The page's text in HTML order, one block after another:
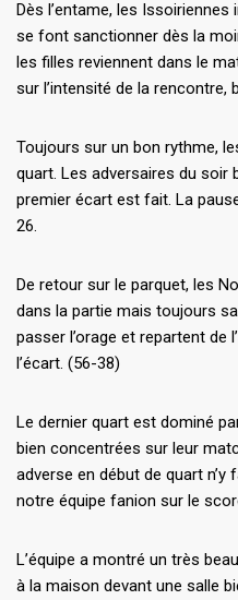
Dès l’entame, les
se font sanctionner dès la
les filles reviennent dans le
sur l’intensité de la rencontre,
Toujours sur un bon rythme,
quart. Les adversaires du soir
premier écart est fait. La
26.
De retour sur le parquet, les
dans la partie mais toujours
passer l’orage et repartent de
l’écart. (56-38)
Le dernier quart est dominé
bien concentrées sur leur
adverse en début de quart
notre équipe fanion sur le
L’équipe a montré un très
à la maison devant une salle